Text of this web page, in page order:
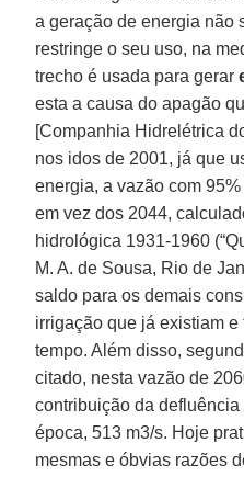
a geração de energia não
restringe o seu uso, na
trecho é usada para gerar
esta a causa do apagão
[Companhia Hidrelétrica
nos idos de 2001, já que
energia, a vazão com
em vez dos 2044,
hidrológica 1931-1960
M. A. de Sousa, Rio de
saldo para os demais
irrigação que já existiam
tempo. Além disso,
citado, nesta vazão de
contribuição da
época, 513 m3/s. Hoje
mesmas e óbvias razões